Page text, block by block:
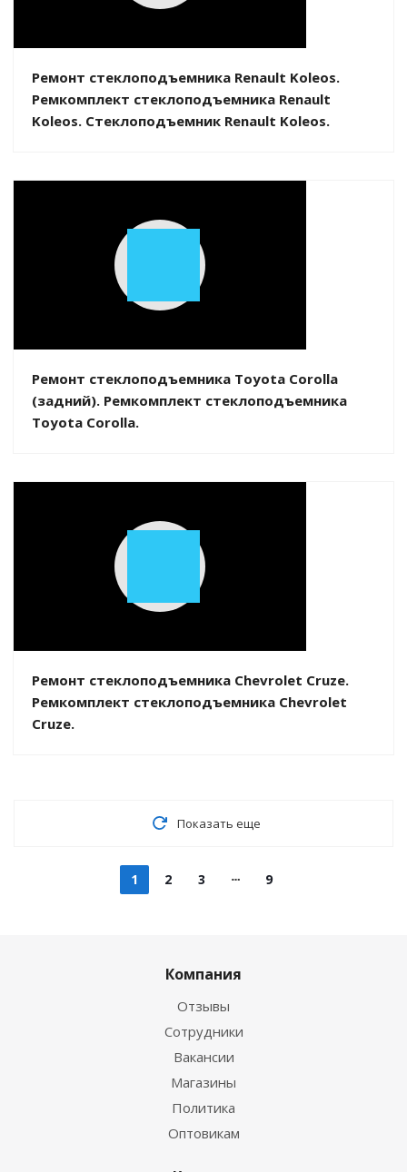
Ремонт стеклоподъемника Renault Koleos.
Ремкомплект стеклоподъемника Renault
Koleos. Стеклоподъемник Renault Koleos.
Play
Ремонт стеклоподъемника Toyota Corolla
(задний). Ремкомплект стеклоподъемника
Toyota Corolla.
Play
Ремонт стеклоподъемника Chevrolet Cruze.
Ремкомплект стеклоподъемника Chevrolet
Cruze.
Показать еще
1 2 3 9
Компания
Отзывы
Сотрудники
Вакансии
Магазины
Политика
Оптовикам